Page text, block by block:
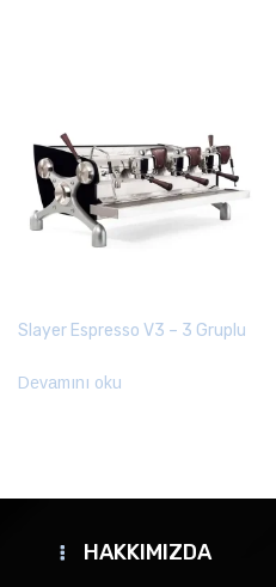
Slayer Espresso V3 – 3 Gruplu
Devamını oku
HAKKIMIZDA